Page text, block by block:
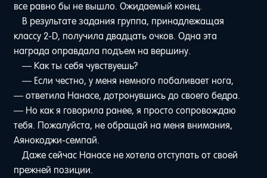
все равно бы не вышло. Ожидаемый конец.
В результате задания группа, принадлежащая
классу 2-D, получила двадцать очков. Одна эта
награда оправдала подъем на вершину.
— Как ты себя чувствуешь?
— Если честно, у меня немного побаливает нога,
— ответила Нанасе, дотронувшись до своего бедра.
— Но как я говорила ранее, я просто сопровождаю
тебя. Пожалуйста, не обращай на меня внимания,
Аянокоджи-семпай.
Даже сейчас Нанасе не хотела отступать от своей
прежней позиции.